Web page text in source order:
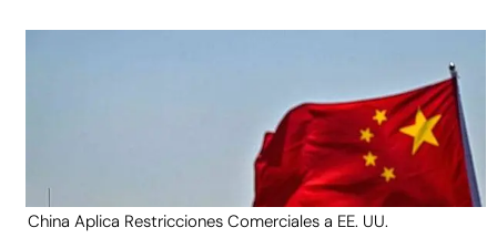
China Aplica Restricciones Comerciales a EE. UU.